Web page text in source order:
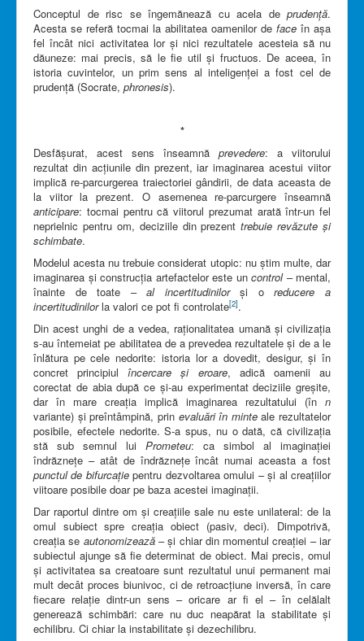
Conceptul de risc se îngemănează cu acela de prudență.
Acesta se referă tocmai la abilitatea oamenilor de face în așa
fel încât nici activitatea lor și nici rezultatele acesteia să nu
dăuneze: mai precis, să le fie util și fructuos. De aceea, în
istoria cuvintelor, un prim sens al inteligenței a fost cel de
prudență (Socrate, phronesis).
*
Desfășurat, acest sens înseamnă prevedere: a viitorului
rezultat din acțiunile din prezent, iar imaginarea acestui viitor
implică re-parcurgerea traiectoriei gândirii, de data aceasta de
la viitor la prezent. O asemenea re-parcurgere înseamnă
anticipare: tocmai pentru că viitorul prezumat arată într-un fel
neprielnic pentru om, deciziile din prezenttrebuie revăzute și
schimbate.
Modelul acesta nu trebuie considerat utopic: nu știm multe, dar
imaginarea și construcția artefactelor este un control– mental,
înainte de toate –al incertitudinilorși oreducere a
incertitudinilorla valori ce pot fi controlate[2].
Din acest unghi de a vedea, raționalitatea umană și civilizația
s-au întemeiat pe abilitatea de a prevedea rezultatele și de a le
înlătura pe cele nedorite: istoria lor a dovedit, desigur, și în
concret principiulîncercare și eroare, adică oamenii au
corectat de abia după ce și-au experimentat deciziile greșite,
dar în mare creația implică imaginarea rezultatului (în n
variante) și preîntâmpină, prin evaluări în minteale rezultatelor
posibile, efectele nedorite. S-a spus, nu o dată, că civilizația
stă sub semnul lui Prometeu: ca simbol al imaginației
îndrăznețe – atât de îndrăznețe încât numai aceasta a fost
punctul de bifurcațiepentru dezvoltarea omului – și al creațiilor
viitoare posibile doar pe baza acestei imaginații.
Dar raportul dintre om și creațiile sale nu este unilateral: de la
omul subiect spre creația obiect (pasiv, deci). Dimpotrivă,
creația se autonomizează– și chiar din momentul creației – iar
subiectul ajunge să fie determinat de obiect. Mai precis, omul
și activitatea sa creatoare sunt rezultatul unui permanent mai
mult decât proces biunivoc, ci de retroacțiune inversă, în care
fiecare relație dintr-un sens – oricare ar fi el – în celălalt
generează schimbări: care nu duc neapărat la stabilitate și
echilibru. Ci chiar la instabilitate și dezechilibru.